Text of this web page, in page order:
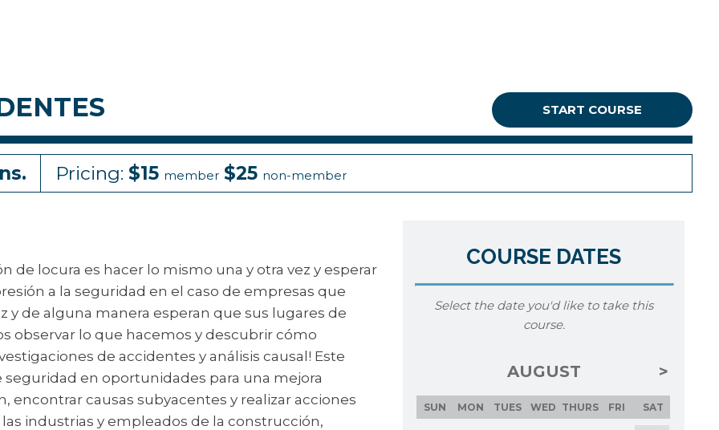
START COURSE
Pricing: $15 member $25 non-member
de locura es hacer lo mismo una y otra vez y esperar
a la seguridad en el caso de empresas que
y de alguna manera esperan que sus lugares de
observar lo que hacemos y descubrir cómo
de accidentes y análisis causal! Este
en oportunidades para una mejora
causas subyacentes y realizar acciones
industrias y empleados de la construcción,
COURSE DATES
Select the date you'd like to take this
course.
AUGUST
SUN MON TUES WED THURS FRI SAT